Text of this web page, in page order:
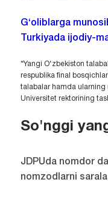
G‘oliblarga
Turkiyada ijodiy-
“Yangi O‘zbekiston
respublika final
talabalar hamda ularning
Universitet rektorining
So'nggi
JDPUda nomdor
nomzodlarni